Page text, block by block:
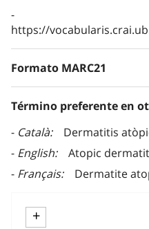
https://
Formato MARC21
Término preferente en
Català
Dermatitis
English
Atopic
Français
Dermatite
+